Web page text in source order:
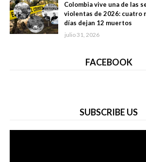
Colombia vive una de las
violentas de 2026: cuatro
días dejan 12 muertos
julio 31, 2026
FACEBOOK
SUBSCRIBE US